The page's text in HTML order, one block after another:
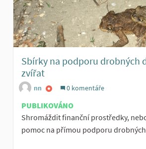
Sbírky na podporu drobných
zvířat
nn 0 komentáře
PUBLIKOVÁNO
Shromáždit finanční prostředky,
pomoc na přímou podporu